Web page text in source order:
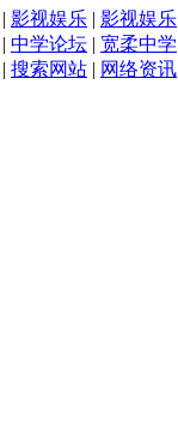
| 影视娱乐 | 影视娱乐
| 中学论坛 | 宽柔中学
| 搜索网站 | 网络资讯